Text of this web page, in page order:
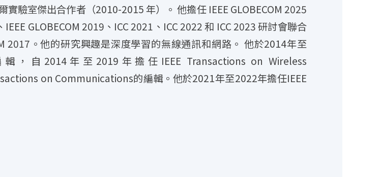
驗室傑出合作者（2010-2015 年）。 他擔任 IEEE GLOBECOM 2025
GLOBECOM 2019、ICC 2021、ICC 2022 和 ICC 2023 研討會聯合
2017。他的研究興趣是深度學習的無線通訊和網路。 他於2014年至
，自2014年至2019年擔任IEEE Transactions on Wireless
on Communications的編輯。他於2021年至2022年擔任IEEE